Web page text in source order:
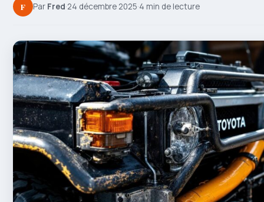
F Par Fred·24 décembre 2025·4 min de lecture